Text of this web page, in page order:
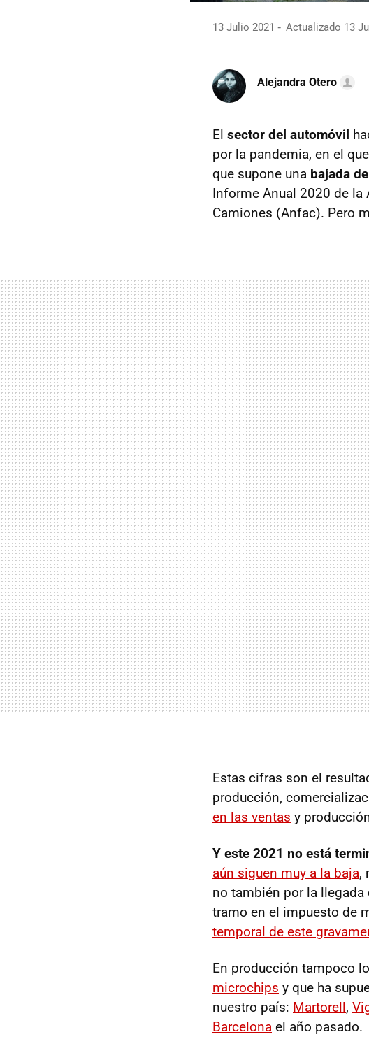
13 Julio 2021 Actualizado 13
Alejandra Otero
El sector del automóvil
por la pandemia, en el
que supone una bajada
Informe Anual 2020 de la
Camiones (Anfac). Pero
Estas cifras son el
producción,
en las ventas y
Y este 2021 no está
aún siguen muy a la baja,
no también por la llegada
tramo en el impuesto de
temporal de este
En producción tampoco
microchips y que ha
nuestro país: Martorell,
Barcelona el año pasado.